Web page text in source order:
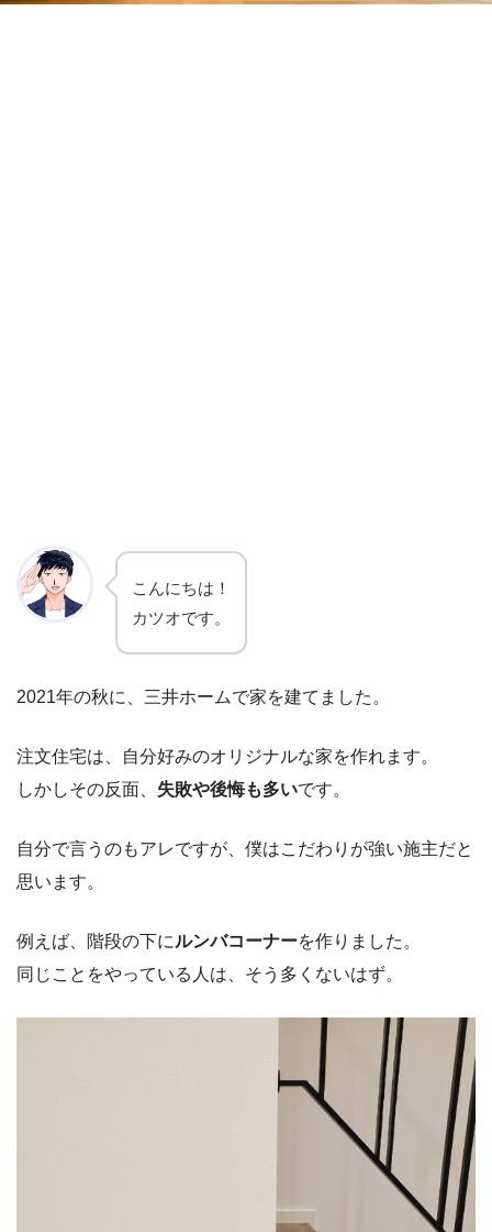
こんにちは！
カツオです。
2021年の秋に、三井ホームで家を建てました。
注文住宅は、自分好みのオリジナルな家を作れます。
しかしその反面、 失敗や後悔も多いです。
自分で言うのもアレですが、僕はこだわりが強い施主だと
思います。
例えば、階段の下にルンバコーナーを作りました。
同じことをやっている人は、そう多くないはず。